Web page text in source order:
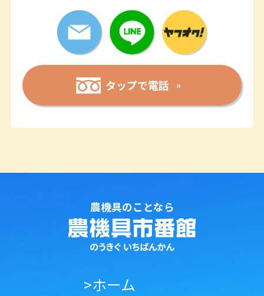
タップで電話
農機具のことなら
>ホーム